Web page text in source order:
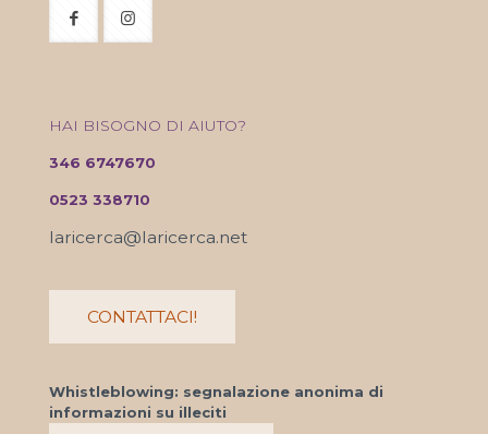
HAI BISOGNO DI AIUTO?
346 6747670
0523 338710
laricerca@laricerca.net
CONTATTACI!
Whistleblowing: segnalazione anonima di
informazioni su illeciti